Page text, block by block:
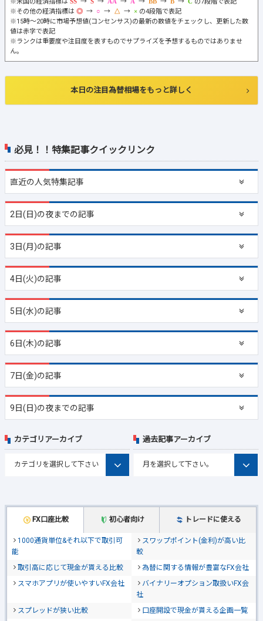
必見！！特集記事クイックリンク
直近の人気特集記事
2日(日)の夜までの記事
3日(月)の記事
4日(火)の記事
5日(水)の記事
6日(木)の記事
7日(金)の記事
9日(日)の夜までの記事
※その他の経済指標は
→ → →
の4段階で表記
※15時～20時に市場予想値(コンセンサス)の最新の数値をチェックし、更新した数
値は赤字で表記
※ランクは重要度や注目度を表すものでサプライズを予想するものではありませ
ん。
本日の注目為替相場をもっと詳しく
FX口座比較 初心者向け トレードに使える
1000通貨単位&それ以下で取引可
能
スワップポイント(金利)が高い比
較
取引高に応じて現金が貰える比較
為替に関する情報が豊富なFX会社
スマホアプリが使いやすいFX会社
バイナリーオプション取扱いFX会
社
スプレッドが狭い比較
口座開設で現金が貰える企画一覧
カテゴリアーカイブ 過去記事アーカイブ